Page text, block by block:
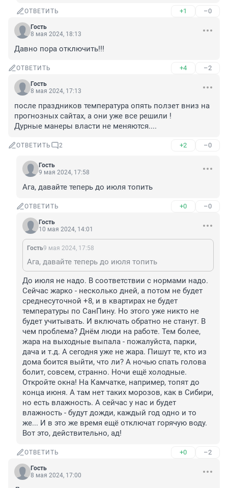
ОТВЕТИТЬ +1 –0
Гость
8 мая 2024, 18:13
Давно пора отключить!!!
ОТВЕТИТЬ +4 –2
Гость
8 мая 2024, 17:13
после праздников температура опять ползет вниз на
прогнозных сайтах, а они уже все решили !
Дурные манеры власти не меняются....
ОТВЕТИТЬ 2 +2 –0
Гость
9 мая 2024, 17:58
Ага, давайте теперь до июля топить
ОТВЕТИТЬ +0 –0
Гость
10 мая 2024, 14:01
Гость9 мая 2024, 17:58
Ага, давайте теперь до июля топить
До июля не надо. В соответствии с нормами надо.
Сейчас жарко - несколько дней, а потом не будет
среднесуточной +8, и в квартирах не будет
температуры по СанПину. Но этого уже никто не
будет учитывать. И включать обратно не станут. В
чем проблема? Днём люди на работе. Тем более,
жара на выходные выпала - пожалуйста, парки,
дача и т.д. А сегодня уже не жара. Пишут те, кто из
дома боится выйти, что ли? А ночью спать голова
болит, совсем, странно. Ночи ещё холодные.
Откройте окна! На Камчатке, например, топят до
конца июня. А там нет таких морозов, как в Сибири,
но есть влажность. А сейчас у нас и будет
влажность - будут дожди, каждый год одно и то
же... И в это же время ещё отключат горячую воду.
Вот это, действительно, ад!
ОТВЕТИТЬ +0 –2
Гость
8 мая 2024, 17:00